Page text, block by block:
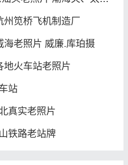
笕桥飞机制造厂
海老照片 威廉.库珀摄
地火车站老照片
站
真实老照片
铁路老站牌